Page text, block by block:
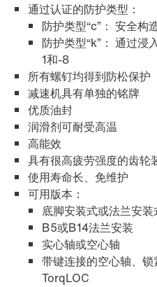
表面保护与防腐蚀保护
润滑油
制动器 BE..
通过认证的防护类型：
防护类型“c”： 安全构
防护类型“k”： 通过
1和-8
所有螺钉均得到防松保护
减速机具有单独的铭牌
优质油封
润滑剂可耐受高温
高能效
具有很高疲劳强度的齿轮
使用寿命长、免维护
可用版本：
底脚安装式或法兰安装
B5或B14法兰安装
实心轴或空心轴
带键连接的空心轴、
TorqLOC